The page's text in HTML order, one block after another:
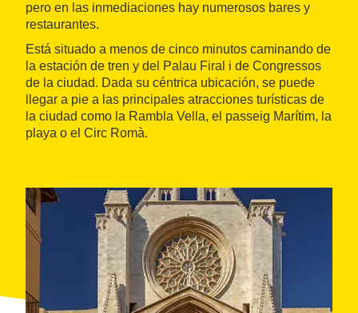
pero en las inmediaciones hay numerosos bares y
restaurantes.
Está situado a menos de cinco minutos caminando de
la estación de tren y del Palau Firal i de Congressos
de la ciudad. Dada su céntrica ubicación, se puede
llegar a pie a las principales atracciones turísticas de
la ciudad como la Rambla Vella, el passeig Marítim, la
playa o el Circ Romà.